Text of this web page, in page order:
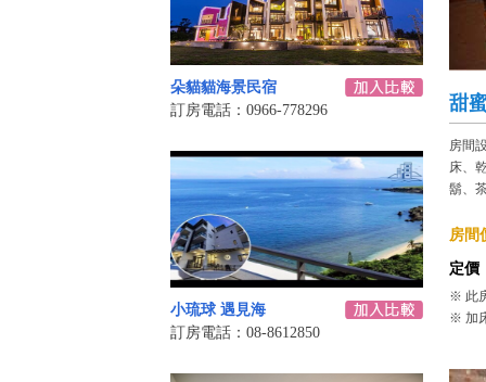
朵貓貓海景民宿
訂房電話：0966-778296
小琉球 遇見海
訂房電話：08-8612850
甜
房間
床、
鬍、
房間
定價
※ 此
※ 加